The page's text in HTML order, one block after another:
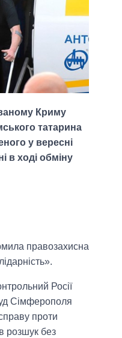
Криму
татарина
у вересні
в ході обміну
правозахисна
Росії
Сімферополя
проти
розшук без